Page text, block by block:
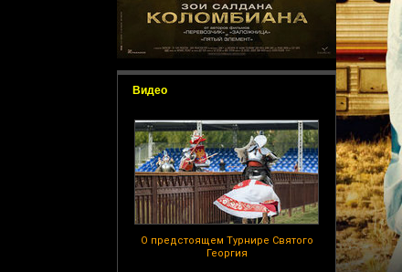
Видео
О предстоящем Турнире Святого
Георгия